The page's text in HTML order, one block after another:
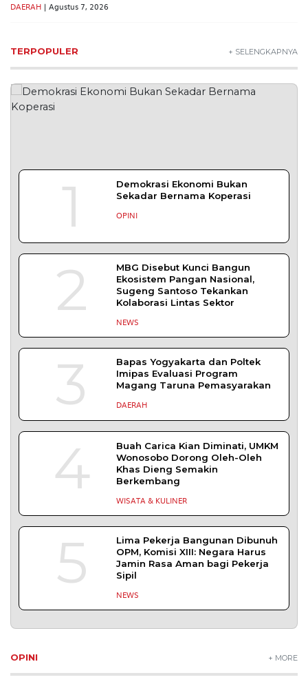
DAERAH | Agustus 7, 2026
TERPOPULER + SELENGKAPNYA
1
Demokrasi Ekonomi Bukan
Sekadar Bernama Koperasi
OPINI
2
MBG Disebut Kunci Bangun
Ekosistem Pangan Nasional,
Sugeng Santoso Tekankan
Kolaborasi Lintas Sektor
NEWS
3
Bapas Yogyakarta dan Poltek
Imipas Evaluasi Program
Magang Taruna Pemasyarakan
DAERAH
4
Buah Carica Kian Diminati, UMKM
Wonosobo Dorong Oleh-Oleh
Khas Dieng Semakin
Berkembang
WISATA & KULINER
5
Lima Pekerja Bangunan Dibunuh
OPM, Komisi XIII: Negara Harus
Jamin Rasa Aman bagi Pekerja
Sipil
NEWS
OPINI + MORE